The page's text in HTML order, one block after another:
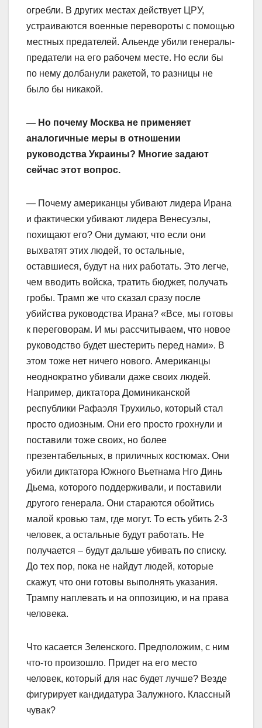
огребли. В других местах действует ЦРУ,
устраиваются военные перевороты с помощью
местных предателей. Альенде убили генералы-
предатели на его рабочем месте. Но если бы
по нему долбанули ракетой, то разницы не
было бы никакой.
— Но почему Москва не применяет
аналогичные меры в отношении
руководства Украины? Многие задают
сейчас этот вопрос.
— Почему американцы убивают лидера Ирана
и фактически убивают лидера Венесуэлы,
похищают его? Они думают, что если они
выхватят этих людей, то остальные,
оставшиеся, будут на них работать. Это легче,
чем вводить войска, тратить бюджет, получать
гробы. Трамп же что сказал сразу после
убийства руководства Ирана? «Все, мы готовы
к переговорам. И мы рассчитываем, что новое
руководство будет шестерить перед нами». В
этом тоже нет ничего нового. Американцы
неоднократно убивали даже своих людей.
Например, диктатора Доминиканской
республики Рафаэля Трухильо, который стал
просто одиозным. Они его просто грохнули и
поставили тоже своих, но более
презентабельных, в приличных костюмах. Они
убили диктатора Южного Вьетнама Нго Динь
Дьема, которого поддерживали, и поставили
другого генерала. Они стараются обойтись
малой кровью там, где могут. То есть убить 2-3
человек, а остальные будут работать. Не
получается – будут дальше убивать по списку.
До тех пор, пока не найдут людей, которые
скажут, что они готовы выполнять указания.
Трампу наплевать и на оппозицию, и на права
человека.
Что касается Зеленского. Предположим, с ним
что-то произошло. Придет на его место
человек, который для нас будет лучше? Везде
фигурирует кандидатура Залужного. Классный
чувак?